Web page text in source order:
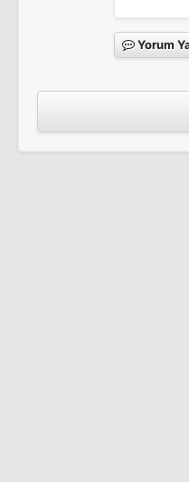
Beyond the
Yorum